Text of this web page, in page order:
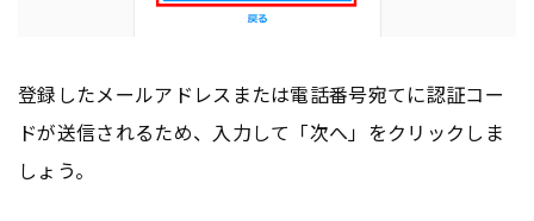
登録したメールアドレスまたは電話番号宛てに認証コー
ドが送信されるため、入力して「次へ」をクリックしま
しょう。